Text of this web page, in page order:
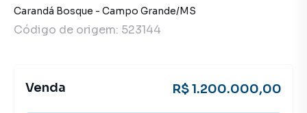
Carandá Bosque - Campo Grande/MS
Código de origem: 523144
Venda R$ 1.200.000,00